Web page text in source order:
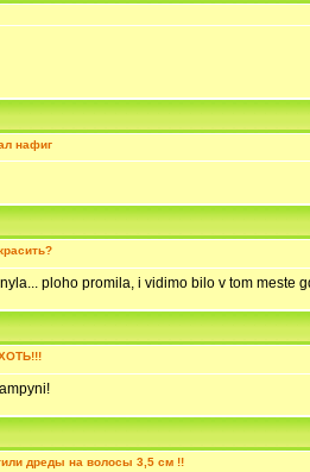
нафиг
ploho promila, i vidimo bilo v tom meste
дреды на волосы 3,5 см !!